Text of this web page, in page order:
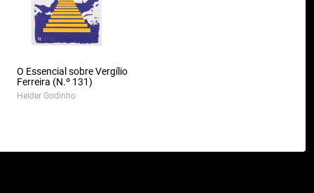
O Essencial sobre Vergílio
Ferreira (N.º 131)
Helder Godinho